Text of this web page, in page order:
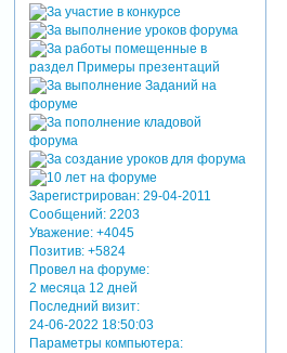
Зарегистрирован: 29-04-2011
Сообщений:2203
Уважение: +4045
Позитив: +5824
Провел на форуме:
2 месяца 12 дней
Последний визит:
24-06-2022 18:50:03
Параметры компьютера: